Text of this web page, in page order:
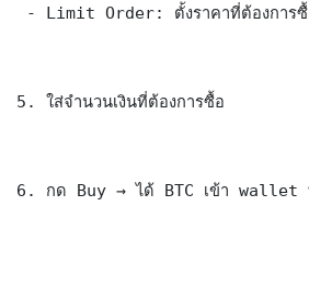
- Limit Order: ตั้งราคาที่ต้องการ
5. ใส่จำนวนเงินที่ต้องการซื้อ
6. กด Buy → ได้ BTC เข้า wallet